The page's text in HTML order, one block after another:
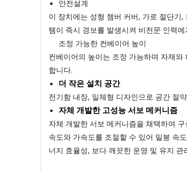
안전설계
이 장치에는 성형 챔버 커버, 가로 절단기
템이 즉시 경보를 발생시켜 비전문 인력
조정 가능한 컨베이어 높이
컨베이어의 높이는 조정 가능하며 자재
합니다.
더 작은 설치 공간
전기함 내장, 일체형 디자인으로 공간 절
자체 개발한 고성능 서보 메커니즘
자체 개발한 서보 메커니즘을 채택하여
속도와 가속도를 조절할 수 있어 밀봉 속
너지 효율성, 보다 깨끗한 운영 및 유지 관